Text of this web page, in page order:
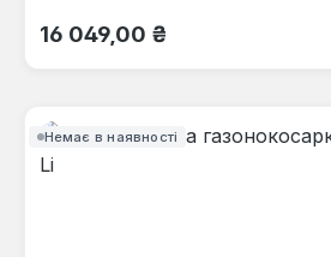
Звичайна ціна:
16 049,00 ₴
Немає в наявності